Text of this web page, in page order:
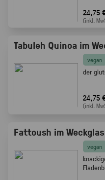
24,75
(inkl.
Tabuleh Quinoa im
vegan
der
24,75
(inkl.
Fattoush im Weckglas
vegan